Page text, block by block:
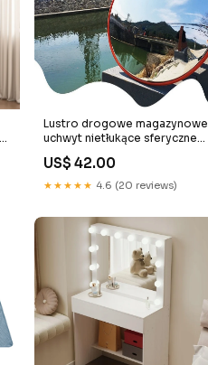
Lustro drogowe magazynowe
uchwyt nietłukące sferyczne
US$ 42.00
★★★★★ 4.6 (20 reviews)